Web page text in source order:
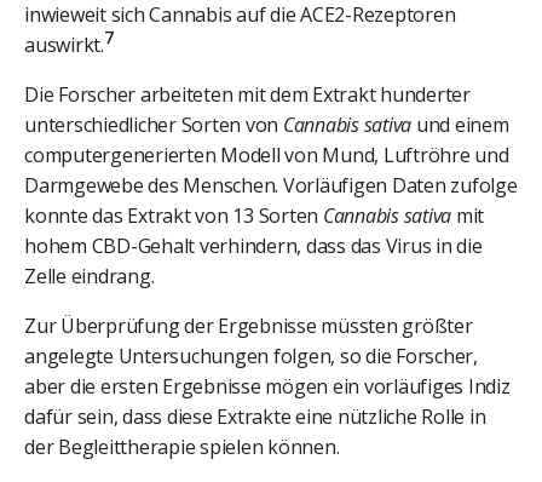
inwieweit sich Cannabis auf die ACE2-Rezeptoren
auswirkt.7
Die Forscher arbeiteten mit dem Extrakt hunderter
unterschiedlicher Sorten von Cannabis sativa und einem
computergenerierten Modell von Mund, Luftröhre und
Darmgewebe des Menschen. Vorläufigen Daten zufolge
konnte das Extrakt von 13 Sorten Cannabis sativa mit
hohem CBD-Gehalt verhindern, dass das Virus in die
Zelle eindrang.
Zur Überprüfung der Ergebnisse müssten größter
angelegte Untersuchungen folgen, so die Forscher,
aber die ersten Ergebnisse mögen ein vorläufiges Indiz
dafür sein, dass diese Extrakte eine nützliche Rolle in
der Begleittherapie spielen können.